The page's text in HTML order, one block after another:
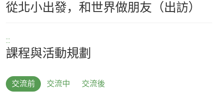
從北小出發，︀和世界做朋友（出訪）
:::
課程與活動規劃
交流前 交流中 交流後